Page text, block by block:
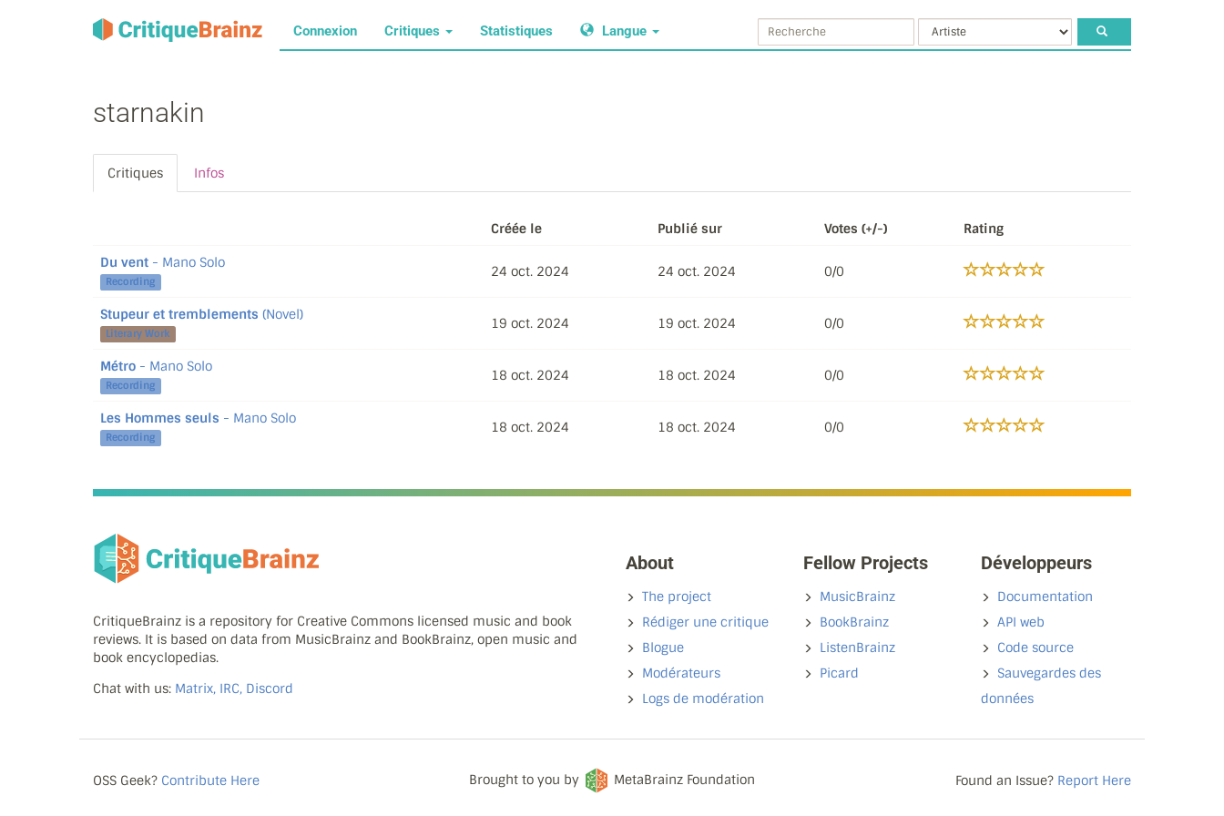
Connexion Critiques Statistiques Langue
starnakin
Critiques Infos
Créée le Publié sur Votes (+/-) Rating
Du vent - Mano Solo
Recording
24 oct. 2024 24 oct. 2024 0/0
Stupeur et tremblements (Novel)
Literary Work
19 oct. 2024 19 oct. 2024 0/0
Métro - Mano Solo
Recording
18 oct. 2024 18 oct. 2024 0/0
Les Hommes seuls - Mano Solo
Recording
18 oct. 2024 18 oct. 2024 0/0
CritiqueBrainz is a repository for Creative Commons licensed music and book
reviews. It is based on data from MusicBrainz and BookBrainz, open music and
book encyclopedias.
Chat with us: Matrix, IRC, Discord
About
The project
Rédiger une critique
Blogue
Modérateurs
Logs de modération
Fellow Projects
MusicBrainz
BookBrainz
ListenBrainz
Picard
Développeurs
Documentation
API web
Code source
Sauvegardes des
données
OSS Geek? Contribute Here Brought to you by MetaBrainz Foundation Found an Issue? Report Here